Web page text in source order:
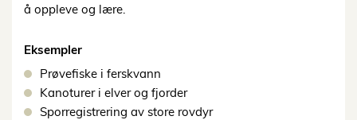
å oppleve og lære.
Eksempler
Prøvefiske i ferskvann
Kanoturer i elver og fjorder
Sporregistrering av store rovdyr